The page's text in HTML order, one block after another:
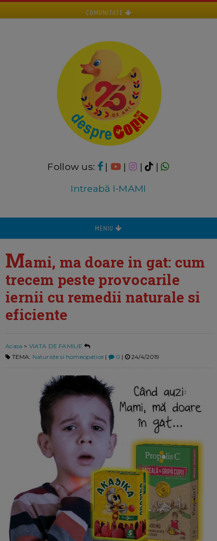
COMUNITATE
Follow us: | | |
|
Intreabă I-MAMI
MENIU
Mami, ma doare in gat: cum
trecem peste provocarile
iernii cu remedii naturale si
eficiente
Acasa > VIATA DE FAMILIE
TEMA: Naturiste si homeopatice| 0 | 24/4/2019